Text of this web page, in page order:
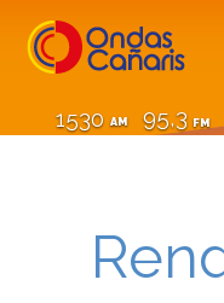
1530 AM 95,3 FM